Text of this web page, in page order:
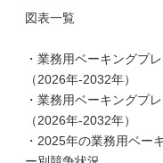
図表一覧
・業務用ベーキングプ
（2026年-2032年）
・業務用ベーキングプ
（2026年-2032年）
・2025年の業務用ベー